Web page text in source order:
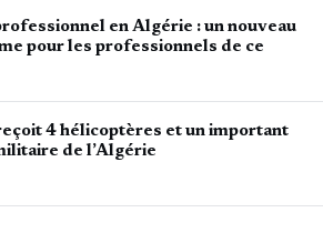
en Algérie : un nouveau
pour les professionnels de ce
4 hélicoptères et un important
de l’Algérie